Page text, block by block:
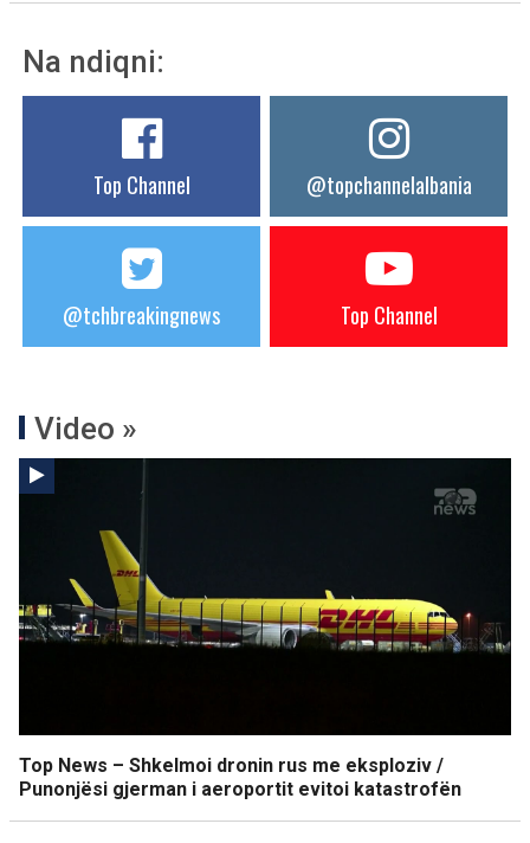
Na ndiqni:
Top Channel @topchannelalbania
@tchbreakingnews Top Channel
Video »
Top News – Shkelmoi dronin rus me eksploziv /
Punonjësi gjerman i aeroportit evitoi katastrofën